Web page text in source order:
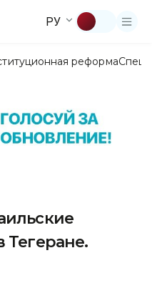
РУ
реформа